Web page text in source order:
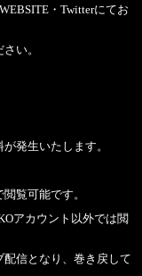
・Twitterにてお
い。
発生いたします。
覧可能です。
アカウント以外では閲
配信となり、巻き戻して